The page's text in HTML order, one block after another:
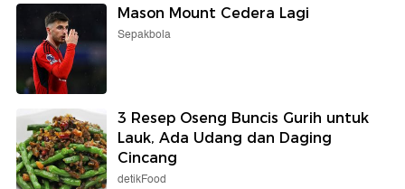
Mason Mount Cedera Lagi
Sepakbola
3 Resep Oseng Buncis Gurih untuk
Lauk, Ada Udang dan Daging
Cincang
detikFood